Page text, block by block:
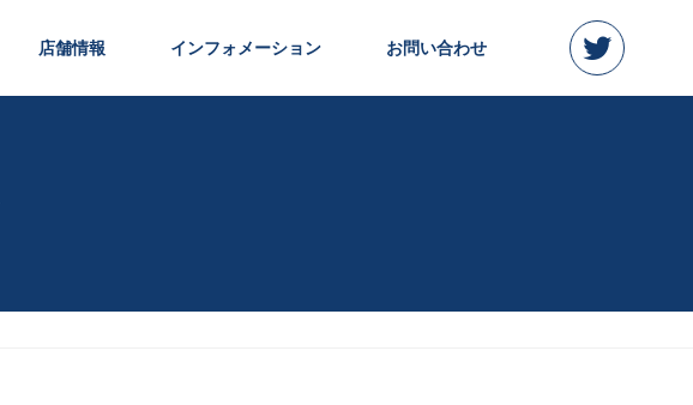
店舗情報 インフォメーション お問い合わせ